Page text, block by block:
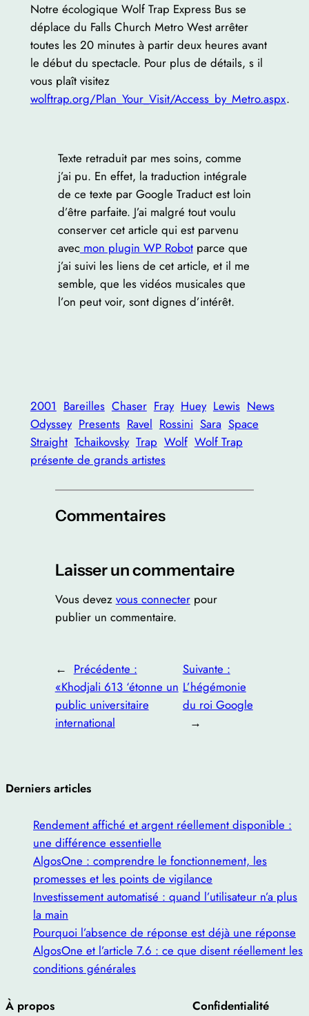
Notre écologique Wolf Trap Express Bus se
déplace du Falls Church Metro West arrêter
toutes les 20 minutes à partir deux heures avant
le début du spectacle. Pour plus de détails, s il
vous plaît visitez
wolftrap.org/Plan_Your_Visit/Access_by_Metro.aspx.
Texte retraduit par mes soins, comme
j’ai pu. En effet, la traduction intégrale
de ce texte par Google Traduct est loin
d’être parfaite. J’ai malgré tout voulu
conserver cet article qui est parvenu
avecmon plugin WP Robotparce que
j’ai suivi les liens de cet article, et il me
semble, que les vidéos musicales que
l’on peut voir, sont dignes d’intérêt.
2001 Bareilles Chaser Fray Huey Lewis News
Odyssey Presents Ravel Rossini Sara Space
Straight Tchaikovsky Trap Wolf Wolf Trap
présente de grands artistes
Commentaires
Laisser un commentaire
Vous devez vous connecterpour
publier un commentaire.
← Précédente :
«Khodjali 613 ‘étonne un
public universitaire
international
Suivante :
L’hégémonie
du roi Google
→
Derniers articles
Rendement affiché et argent réellement disponible :
une différence essentielle
AlgosOne : comprendre le fonctionnement, les
promesses et les points de vigilance
Investissement automatisé : quand l’utilisateur n’a plus
la main
Pourquoi l’absence de réponse est déjà une réponse
AlgosOne et l’article 7.6 : ce que disent réellement les
conditions générales
À propos Confidentialité